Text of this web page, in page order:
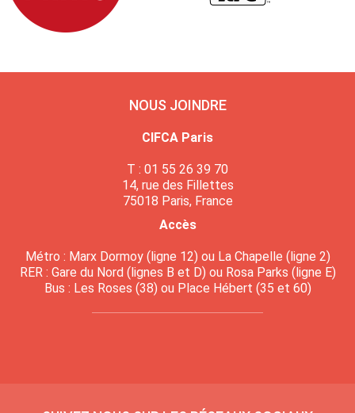
NOUS JOINDRE
CIFCA Paris
T : 01 55 26 39 70
14, rue des Fillettes
75018 Paris, France
Accès
Métro : Marx Dormoy (ligne 12) ou La Chapelle (ligne 2)
RER : Gare du Nord (lignes B et D) ou Rosa Parks (ligne E)
Bus : Les Roses (38) ou Place Hébert (35 et 60)